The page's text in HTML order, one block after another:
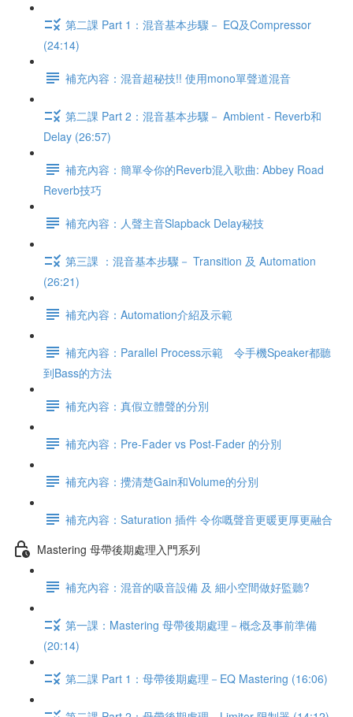
第二課 Part 1：混音基本步驟－ EQ及Compressor
(24:14)
補充內容：混音超秘技!! 使用mono單聲道混音
第二課 Part 2：混音基本步驟－ Ambient - Reverb和
Delay (26:57)
補充內容：簡單令你的Reverb混入歌曲: Abbey Road
Reverb技巧
補充內容：人聲主音Slapback Delay秘技
第三課 ：混音基本步驟－ Transition 及 Automation
(26:21)
補充內容：Automation介紹及示範
補充內容：Parallel Process示範 令手機Speaker都聽
到Bass的方法
補充內容：真假立體聲的分別
補充內容：Pre-Fader vs Post-Fader 的分別
補充內容：攪清楚Gain和Volume的分別
補充內容：Saturation 插件 令你嘅聲音更暖更厚更融合
Mastering 母帶後期處理入門系列
補充內容：混音的吸音設備 及 細小空間做好監聽?
第一課：Mastering 母帶後期處理－概念及事前準備
(20:14)
第二課 Part 1：母帶後期處理－EQ Mastering (16:06)